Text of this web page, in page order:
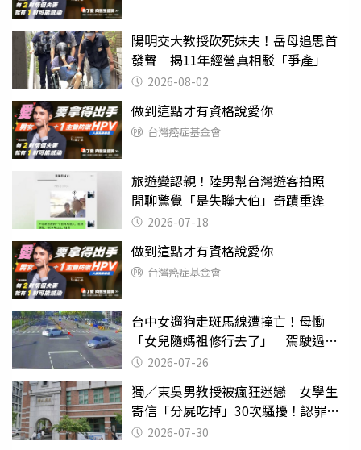
陽明交大教授砍死妹夫！岳母追思首
發聲 揭11年經營真相駁「爭產」
2026-08-02
做到這點才有資格說愛你
台灣癌症基金會
旅遊變認親！陸男幫台灣遊客拍照
閒聊驚覺「是失聯大伯」奇蹟重逢
2026-07-18
做到這點才有資格說愛你
台灣癌症基金會
台中女遛狗走斑馬線遭撞亡！母慟
「女兒隨媽祖修行去了」 駕駛過失
致死判9月
2026-07-26
獨／東吳男教授被瘋狂迷戀 女學生
寄信「分屍吃掉」30次騷擾！認罪免
關 2026-07-30